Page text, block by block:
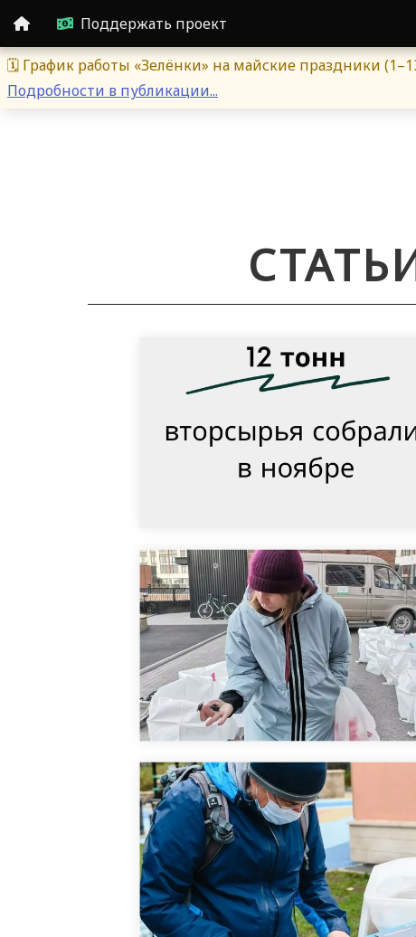
Поддержать проект
🗓 График работы «Зелёнки» на майские праздники
Подробности в публикации...